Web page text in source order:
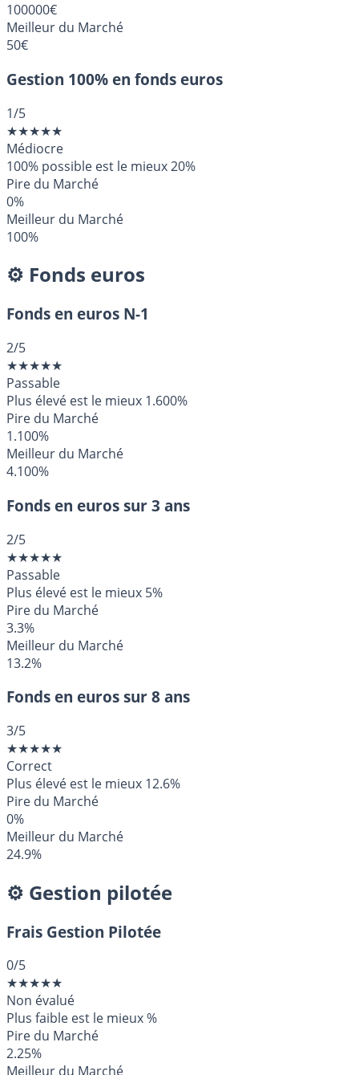
100000€
Meilleur du Marché
50€
Gestion 100% en fonds euros
1/5
★★★★★
Médiocre
100% possible est le mieux20%
Pire du Marché
0%
Meilleur du Marché
100%
⚙️ Fonds euros
Fonds en euros N-1
2/5
★★★★★
Passable
Plus élevé est le mieux 1.600%
Pire du Marché
1.100%
Meilleur du Marché
4.100%
Fonds en euros sur 3 ans
2/5
★★★★★
Passable
Plus élevé est le mieux 5%
Pire du Marché
3.3%
Meilleur du Marché
13.2%
Fonds en euros sur 8 ans
3/5
★★★★★
Correct
Plus élevé est le mieux 12.6%
Pire du Marché
0%
Meilleur du Marché
24.9%
⚙️ Gestion pilotée
Frais Gestion Pilotée
0/5
★★★★★
Non évalué
Plus faible est le mieux%
Pire du Marché
2.25%
Meilleur du Marché